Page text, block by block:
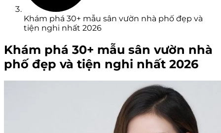
Khám phá 30+ mẫu sân vườn nhà phố đẹp và
tiện nghi nhất 2026
Khám phá 30+ mẫu sân vườn nhà
phố đẹp và tiện nghi nhất 2026